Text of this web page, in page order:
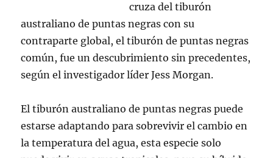
cruza del tiburón
australiano de puntas negras con su
contraparte global, el tiburón de puntas negras
común, fue un descubrimiento sin precedentes,
según el investigador líder Jess Morgan.
El tiburón australiano de puntas negras puede
estarse adaptando para sobrevivir el cambio en
la temperatura del agua, esta especie solo